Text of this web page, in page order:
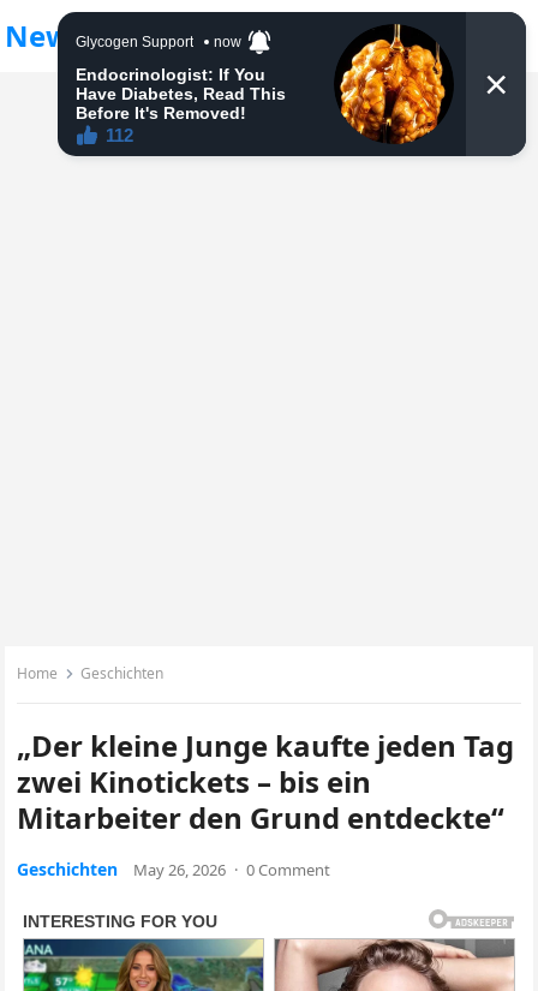
Newsfreedom24
Home Geschichten
„Der kleine Junge kaufte jeden Tag
zwei Kinotickets – bis ein
Mitarbeiter den Grund entdeckte“
Geschichten May 26, 2026 · 0 Comment